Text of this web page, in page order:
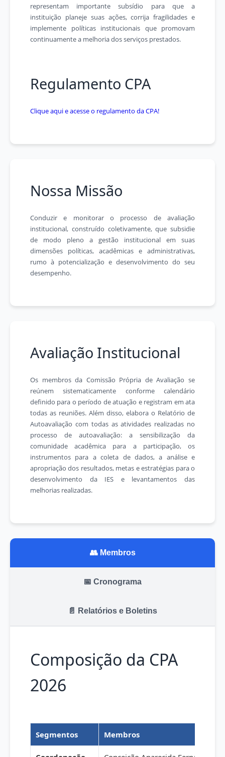
representam importante subsídio para que a
instituição planeje suas ações, corrija fragilidades e
implemente políticas institucionais que promovam
continuamente a melhoria dos serviços prestados.
Regulamento CPA
Clique aqui e acesse o regulamento da CPA!
Nossa Missão
Conduzir e monitorar o processo de avaliação
institucional, construído coletivamente, que subsidie
de modo pleno a gestão institucional em suas
dimensões políticas, acadêmicas e administrativas,
rumo à potencialização e desenvolvimento do seu
desempenho.
Avaliação Institucional
Os membros da Comissão Própria de Avaliação se
reúnem sistematicamente conforme calendário
definido para o período de atuação e registram em ata
todas as reuniões. Além disso, elabora o Relatório de
Autoavaliação com todas as atividades realizadas no
processo de autoavaliação: a sensibilização da
comunidade acadêmica para a participação, os
instrumentos para a coleta de dados, a análise e
apropriação dos resultados, metas e estratégias para o
desenvolvimento da IES e levantamentos das
melhorias realizadas.
👥 Membros
📅 Cronograma
📄 Relatórios e Boletins
Composição da CPA
2026
Segmentos Membros